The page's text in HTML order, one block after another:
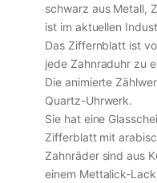
schwarz aus Metall,
ist im aktuellen
Das Ziffernblatt ist
jede Zahnraduhr zu
Die animierte
Quartz-Uhrwerk.
Sie hat eine
Zifferblatt mit
Zahnräder sind aus
einem Mettalick-